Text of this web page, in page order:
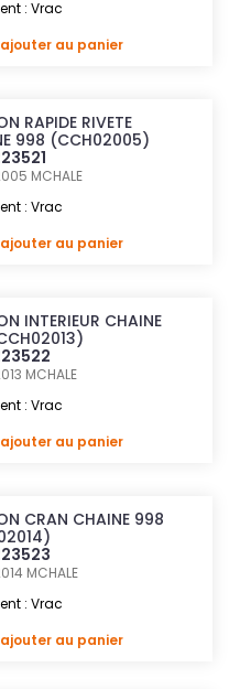
: Vrac
au panier
RAPIDE RIVETE
998 (CCH02005)
MCHALE
: Vrac
au panier
INTERIEUR CHAINE
MCHALE
: Vrac
au panier
CRAN CHAINE 998
MCHALE
: Vrac
au panier